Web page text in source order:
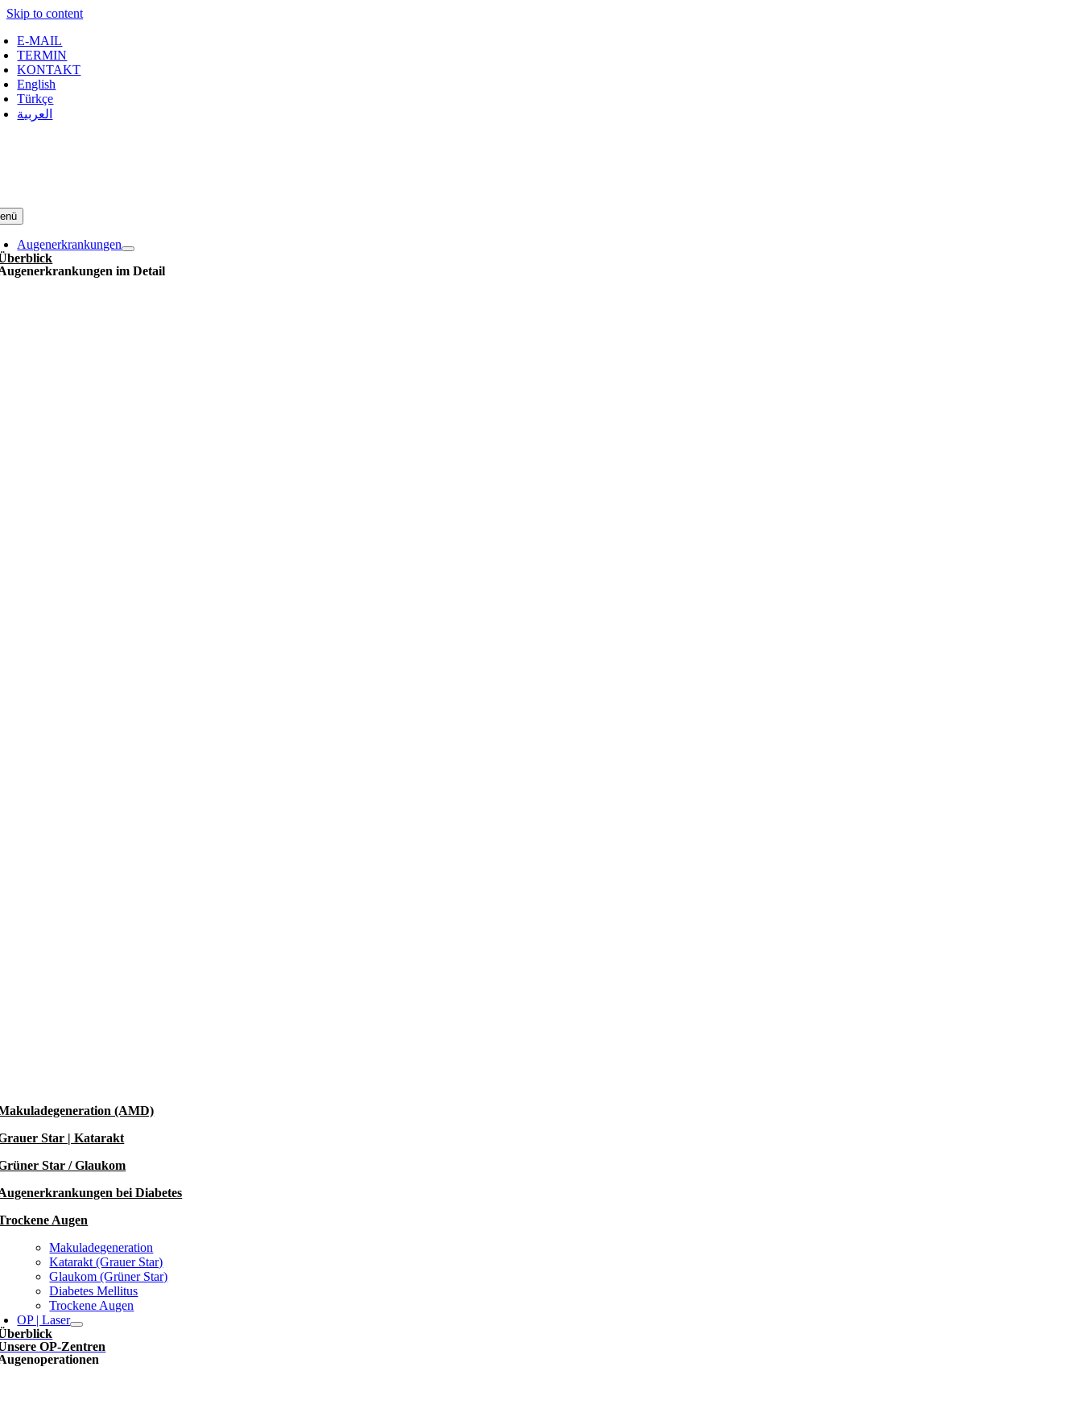
Skip to content
E-MAIL
TERMIN
KONTAKT
English
Türkçe
العربية
Augenerkrankungen
im Detail
(AMD)
Star | Katarakt
Star / Glaukom
bei Diabetes
Augen
Makuladegeneration
Katarakt (Grauer Star)
Glaukom (Grüner Star)
Diabetes Mellitus
Trockene Augen
OP | Laser
OP-Zentren